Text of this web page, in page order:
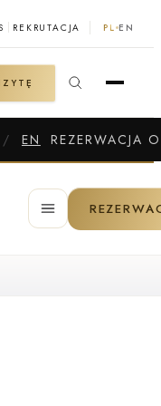
REKRUTACJA PL EN
/ EN REZERWACJA